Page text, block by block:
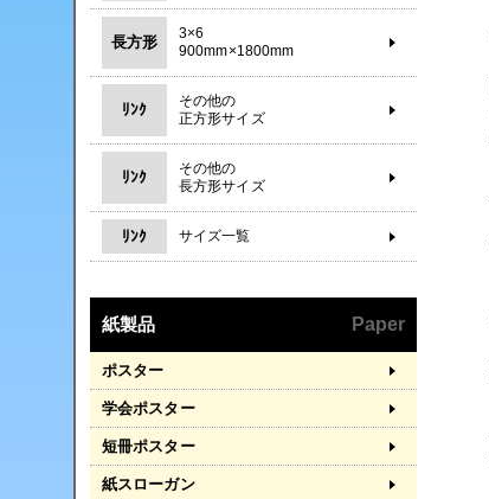
長方形
3×6
900mm×1800mm
ﾘﾝｸ
その他の
正方形サイズ
ﾘﾝｸ
その他の
長方形サイズ
ﾘﾝｸ サイズ一覧
紙製品 Paper
ポスター
学会ポスター
短冊ポスター
紙スローガン